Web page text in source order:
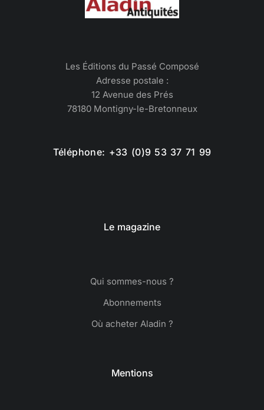
Les Éditions du Passé Composé
Adresse postale :
12 Avenue des Prés
78180 Montigny-le-Bretonneux
Téléphone: +33 (0)9 53 37 71 99
Le magazine
Qui sommes-nous ?
Abonnements
Où acheter Aladin ?
Mentions